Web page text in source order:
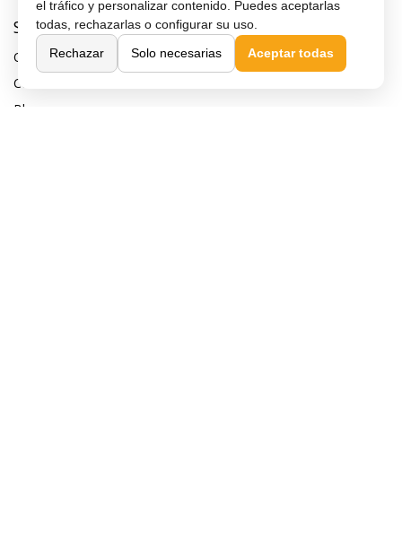
Sobre MaxMovil.com
Quiénes somos
Contacta con nosotros
Blog
el tráfico y personalizar contenido. Puedes aceptarlas
todas, rechazarlas o configurar su uso.
Rechazar
Solo necesarias Aceptar todas